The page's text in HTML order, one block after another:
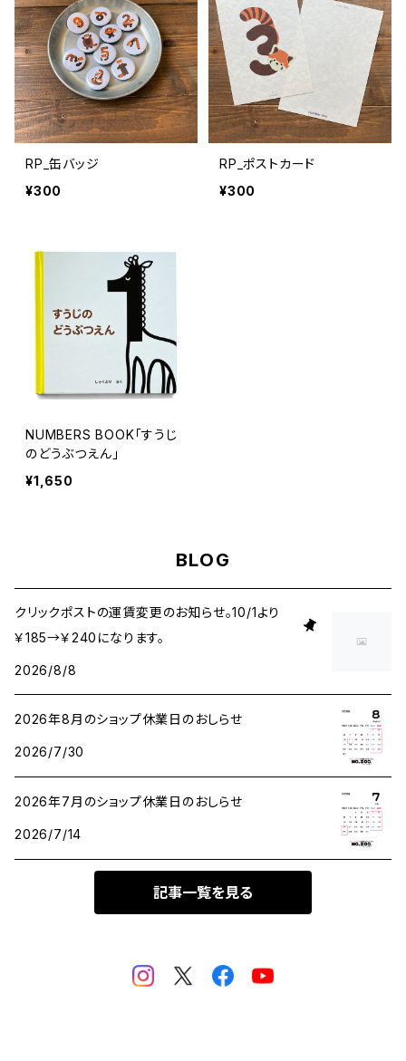
RP_缶バッジ
¥300
RP_ポストカード
¥300
NUMBERS BOOK「すうじ
のどうぶつえん」
¥1,650
BLOG
クリックポストの運賃変更のお知らせ。10/1より
￥185→￥240になります。
2026/8/8
2026年8月のショップ休業日のおしらせ
2026/7/30
2026年7月のショップ休業日のおしらせ
2026/7/14
記事一覧を見る